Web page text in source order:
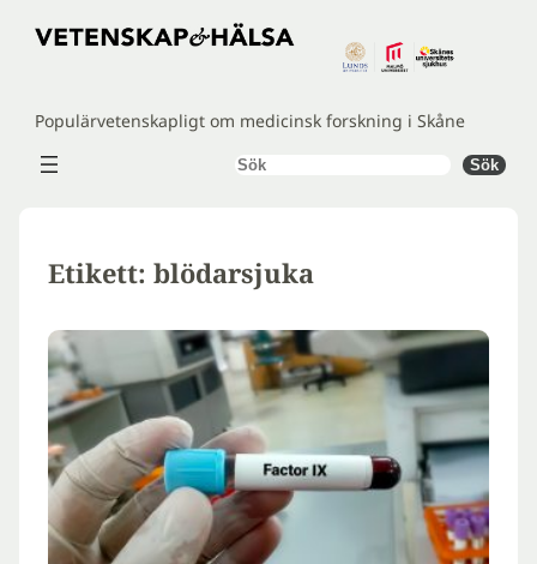
Hoppa
Populärvetenskapligt om medicinsk forskning i Skåne
Sök Sök
Etikett: blödarsjuka